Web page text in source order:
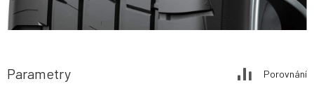
Parametry Porovnání